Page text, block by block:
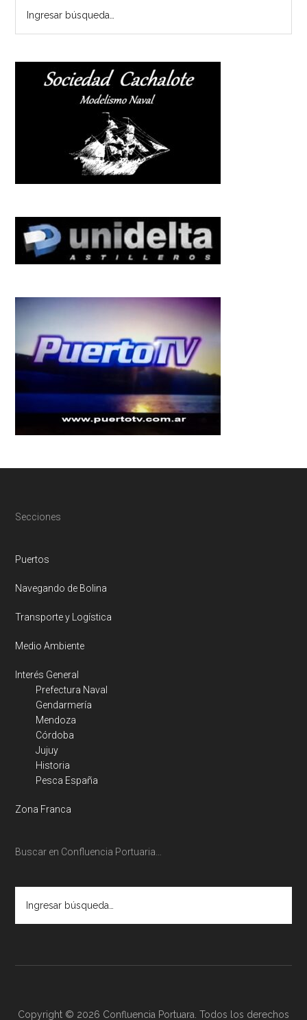
principal
búsqueda…
Footer
Secciones
Puertos
Navegando de Bolina
Transporte y Logística
Medio Ambiente
Interés General
Prefectura Naval
Gendarmería
Mendoza
Córdoba
Jujuy
Historia
Pesca España
Zona Franca
Buscar en Confluencia Portuaria…
búsqueda…
Copyright © 2026 Confluencia Portuara. Todos los derechos